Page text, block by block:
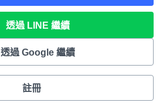
透過 LINE 繼續
透過 Google 繼續
註冊